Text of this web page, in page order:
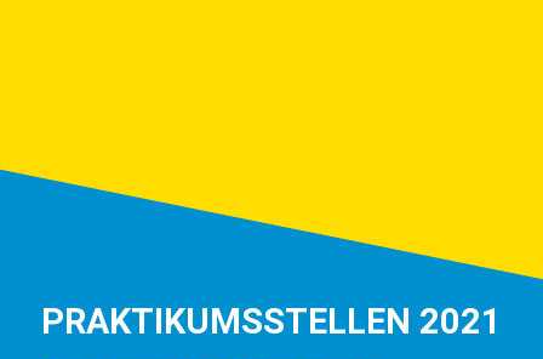
PRAKTIKUMSSTELLEN 2021